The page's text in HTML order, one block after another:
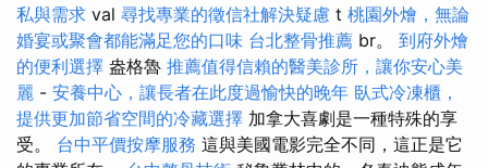
私與需求 val 尋找專業的徵信社解決疑慮 t 桃園外燴，無論
婚宴或聚會都能滿足您的口味 台北整骨推薦 br。 到府外燴
的便利選擇 盎格魯 推薦值得信賴的醫美診所，讓你安心美
麗 - 安養中心，讓長者在此度過愉快的晚年 臥式冷凍櫃，
提供更加節省空間的冷藏選擇 加拿大喜劇是一種特殊的享
受。 台中平價按摩服務 這與美國電影完全不同，這正是它